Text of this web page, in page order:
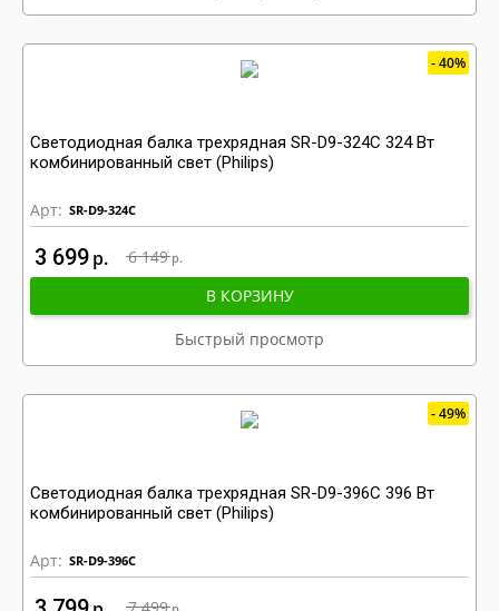
40%
Светодиодная балка трехрядная SR-D9-324C 324 Вт
комбинированный свет (Philips)
Арт: SR-D9-324C
6 149 р
3 699р
В КОРЗИНУ
Быстрый просмотр
49%
Светодиодная балка трехрядная SR-D9-396C 396 Вт
комбинированный свет (Philips)
Арт: SR-D9-396C